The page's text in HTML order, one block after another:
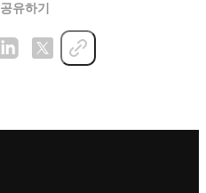
공유하기